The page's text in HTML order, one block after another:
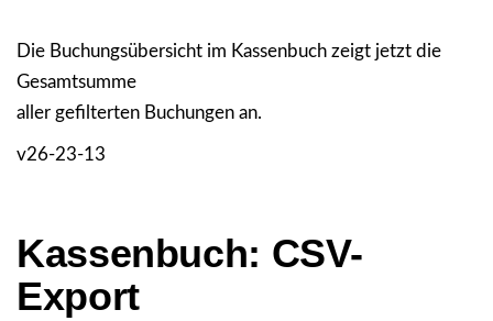
Die Buchungsübersicht im Kassenbuch zeigt jetzt die
Gesamtsumme
aller gefilterten Buchungen an.
v26-23-13
Kassenbuch: CSV-
Export